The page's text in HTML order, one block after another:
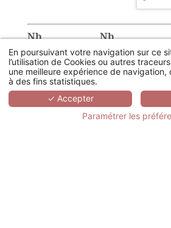
Nb
chambres
simple
Nb
chambres
double
En poursuivant votre navigation sur ce
l’utilisation de Cookies ou autres
une meilleure expérience de navigation,
à des fins statistiques.
✓ Accepter
Paramétrer les